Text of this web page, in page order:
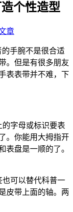
个性造型
章
手腕不是很合适
。但是有很多朋友
表表带并不难，下
字母或标识要表
。你能用大拇指开
表盘是一顺的了。
可以替代科普一
皮带上面的轴。两